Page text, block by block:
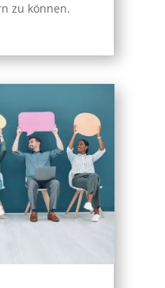
zu können.